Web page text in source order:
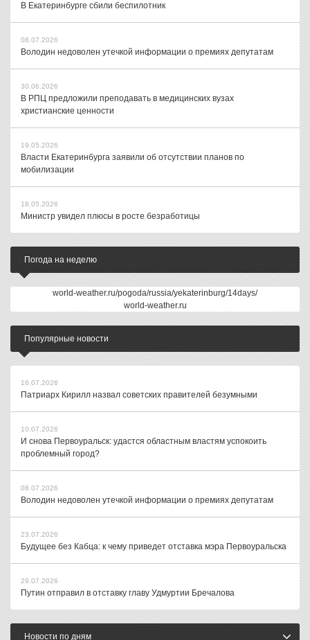
В Екатеринбурге сбили беспилотник
08.07.2026
Володин недоволен утечкой информации о премиях депутатам
30.06.2026
В РПЦ предложили преподавать в медицинских вузах
христианские ценности
19.05.2026
Власти Екатеринбурга заявили об отсутствии планов по
мобилизации
18.05.2026
Министр увидел плюсы в росте безработицы
Погода на неделю
world-weather.ru/pogoda/russia/yekaterinburg/14days/
world-weather.ru
Популярные новости
16.07.2026
Патриарх Кирилл назвал советских правителей безумными
10.07.2026
И снова Первоуральск: удастся областным властям успокоить
проблемный город?
08.07.2026
Володин недоволен утечкой информации о премиях депутатам
23.07.2026
Будущее без Кабца: к чему приведет отставка мэра Первоуральска
29.07.2026
Путин отправил в отставку главу Удмуртии Бречалова
Новости по дням